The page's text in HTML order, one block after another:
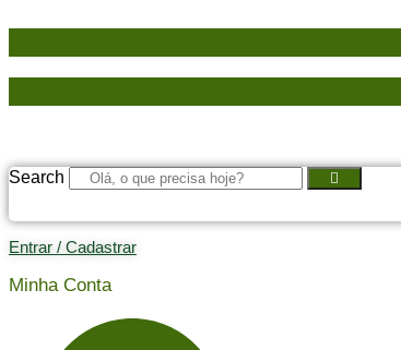
o
conteúdo
Search
Entrar / Cadastrar
Minha Conta